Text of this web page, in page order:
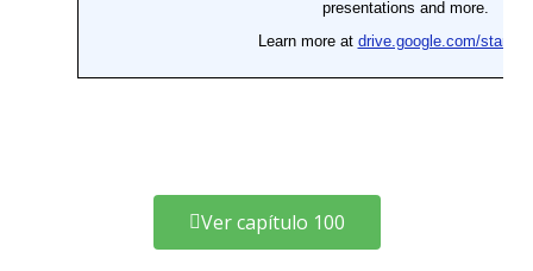
Ver capítulo 100